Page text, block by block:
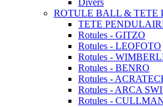
Divers
ROTULE BALL & TETE
TETE
Rotules - GITZO
Rotules - LEOFOTO
Rotules -
Rotules - BENRO
Rotules -
Rotules - ARCA
Rotules -